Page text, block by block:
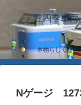
豊四季車
本物らしく模
Nゲージ